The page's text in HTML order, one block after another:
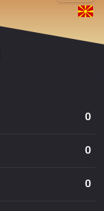
0
0
0